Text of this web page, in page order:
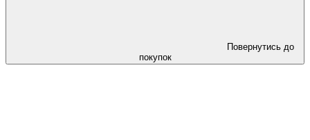
Повернутись до
покупок